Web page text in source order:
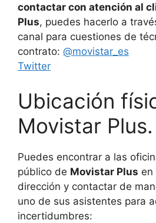
contactar con atención al
Plus, puedes hacerlo a
canal para cuestiones de
contrato: @movistar_es
Twitter
Ubicación
Movistar Plus.
Puedes encontrar a las
público de Movistar Plus en
dirección y contactar de
uno de sus asistentes para
incertidumbres: